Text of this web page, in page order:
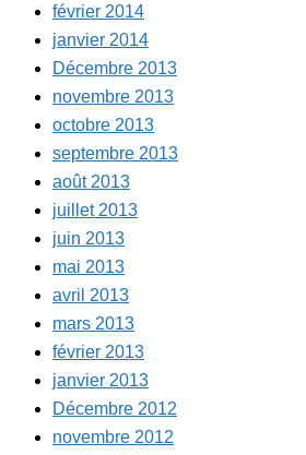
février 2014
janvier 2014
Décembre 2013
novembre 2013
octobre 2013
septembre 2013
août 2013
juillet 2013
juin 2013
mai 2013
avril 2013
mars 2013
février 2013
janvier 2013
Décembre 2012
novembre 2012